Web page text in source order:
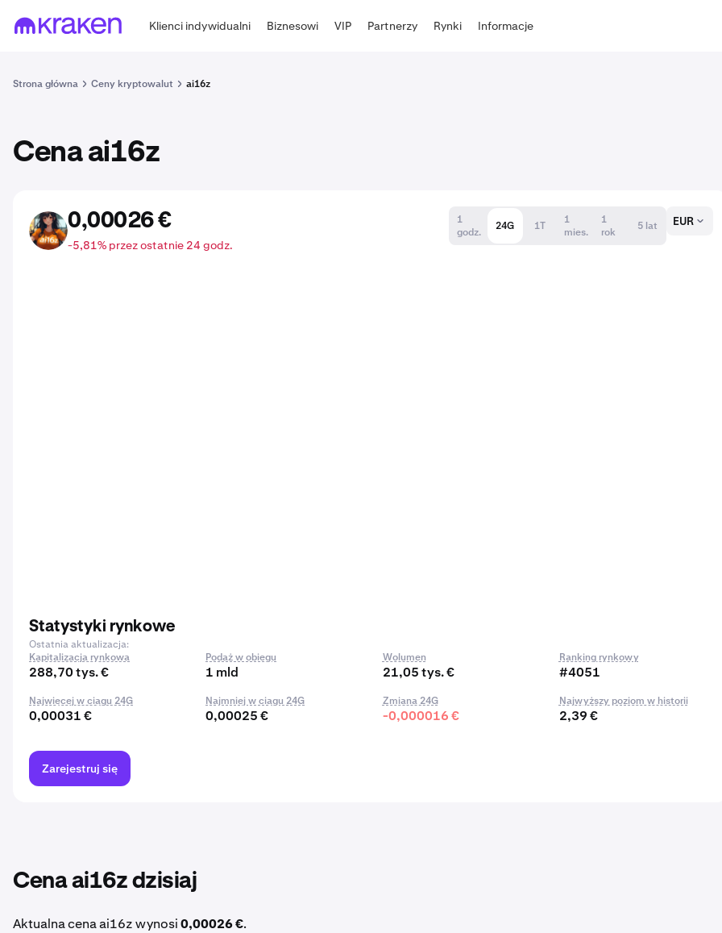
Klienci indywidualni Biznesowi VIP Partnerzy Rynki Informacje
Strona główna Ceny kryptowalut ai16z
Cena ai16z
AI16Z 0,00026 €
-5,81% przez ostatnie 24 godz.
1
godz.
24G 1T
1
mies.
1
rok
5 lat EUR
Statystyki rynkowe
Ostatnia aktualizacja:
Kapitalizacja rynkowa
288,70 tys. €
Podaż w obiegu
1 mld
Wolumen
21,05 tys. €
Ranking rynkowy
#4051
Najwięcej w ciągu 24G
0,00031 €
Najmniej w ciągu 24G
0,00025 €
Zmiana 24G
-0,000016 €
Najwyższy poziom w historii
2,39 €
Zarejestruj się
Cena ai16z dzisiaj
Aktualna cena ai16z wynosi0,00026 €.